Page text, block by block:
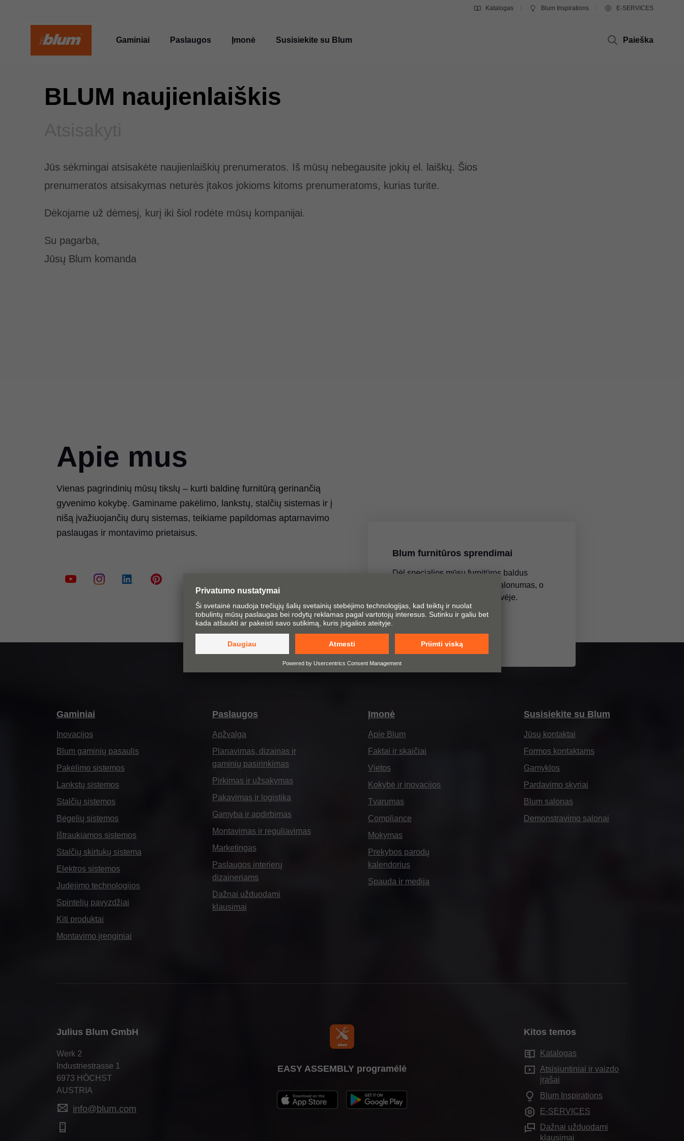
Katalogas Blum Inspirations E-SERVICES
Gaminiai Paslaugos Įmonė Susisiekite su Blum Paieška
BLUM naujienlaiškis
Jūs sėkmingai atsisakėte naujienlaiškių prenumeratos. Iš mūsų nebegausite jokių el. laiškų. Šios
prenumeratos atsisakymas neturės įtakos jokioms kitoms prenumeratoms, kurias turite.
Dėkojame už dėmesį, kurį iki šiol rodėte mūsų kompanijai.
Su pagarba,
Jūsų Blum komanda
Apie mus
Vienas pagrindinių mūsų tikslų – kurti baldinę furnitūrą gerinančią
gyvenimo kokybę. Gaminame pakėlimo, lankstų, stalčių sistemas ir į
nišą įvažiuojančių durų sistemas, teikiame papildomas aptarnavimo
paslaugas ir montavimo prietaisus.
Blum furnitūros sprendimai
Dėl specialios mūsų furnitūros baldus
atidaryti ir uždaryti – vienas malonumas, o
naudoti juos patogu ypač virtuvėje.
Gaminiai
Inovacijos
Blum gaminių pasaulis
Pakėlimo sistemos
Lankstų sistemos
Stalčių sistemos
Bėgelių sistemos
Ištraukiamos sistemos
Stalčių skirtukų sistema
Elektros sistemos
Judėjimo technologijos
Spintelių pavyzdžiai
Kiti produktai
Montavimo įrenginiai
Paslaugos
Apžvalga
Planavimas, dizainas ir
gaminių pasirinkimas
Pirkimas ir užsakymas
Pakavimas ir logistika
Gamyba ir apdirbimas
Montavimas ir reguliavimas
Marketingas
Paslaugos interjerų
dizaineriams
Dažnai užduodami
klausimai
Įmonė
Apie Blum
Faktai ir skaičiai
Vietos
Kokybė ir inovacijos
Tvarumas
Compliance
Mokymas
Prekybos parodų
kalendorius
Spauda ir medija
Susisiekite su Blum
Jūsų kontaktai
Formos kontaktams
Gamyklos
Pardavimo skyriai
Blum salonas
Demonstravimo salonai
Julius Blum GmbH
Werk 2
Industriestrasse 1
6973 HÖCHST
AUSTRIA
info@blum.com
EASY ASSEMBLY programėlė
Kitos temos
Katalogas
Atsisiuntiniai ir vaizdo
įrašai
Blum Inspirations
E-SERVICES
Dažnai užduodami
klausimai